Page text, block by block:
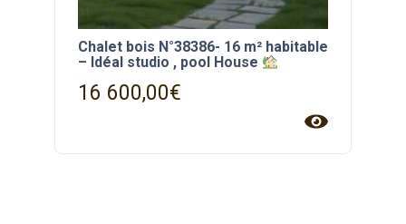
Chalet bois N°38386- 16 m² habitable
– Idéal studio , pool House
16 600,00€